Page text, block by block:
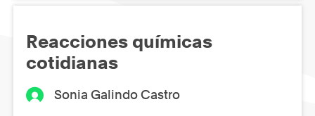
Reacciones químicas
cotidianas
Sonia Galindo Castro